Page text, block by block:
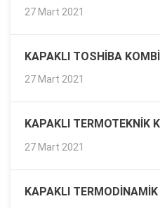
27 Mart 2021
KAPAKLI TOSHIBA
27 Mart 2021
KAPAKLI TERMOTEKNIK
27 Mart 2021
KAPAKLI